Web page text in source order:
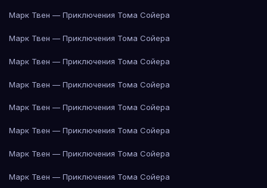
Марк Твен — Приключения Тома Сойера
Марк Твен — Приключения Тома Сойера
Марк Твен — Приключения Тома Сойера
Марк Твен — Приключения Тома Сойера
Марк Твен — Приключения Тома Сойера
Марк Твен — Приключения Тома Сойера
Марк Твен — Приключения Тома Сойера
Марк Твен — Приключения Тома Сойера